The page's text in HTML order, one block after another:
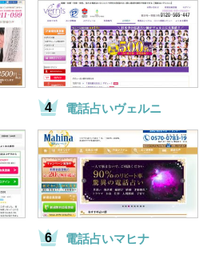
電話占いヴェルニ
電話占いマヒナ